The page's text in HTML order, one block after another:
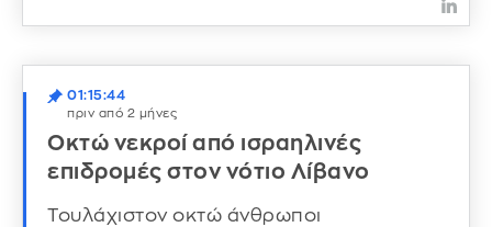
01:15:44
πριν από 2 μήνες
Οκτώ νεκροί από ισραηλινές
επιδρομές στον νότιο Λίβανο
Τουλάχιστον οκτώ άνθρωποι